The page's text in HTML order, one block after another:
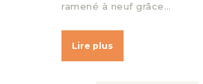
ramené à neuf grâce…
Lire plus